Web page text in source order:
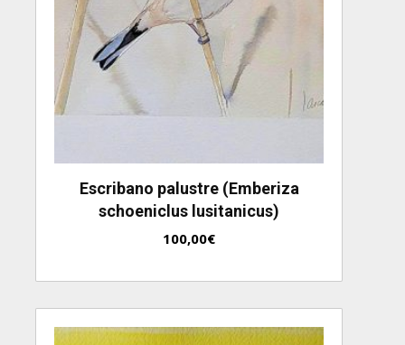
Escribano palustre (Emberiza
schoeniclus lusitanicus)
100,00€